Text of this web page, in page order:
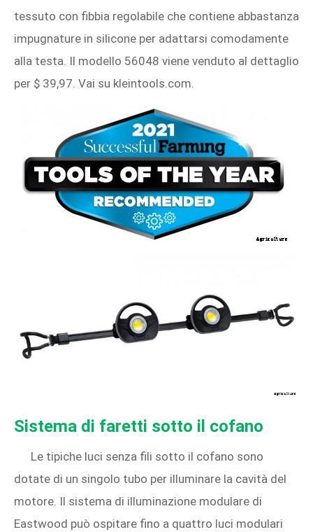
tessuto con fibbia regolabile che contiene abbastanza
impugnature in silicone per adattarsi comodamente
alla testa. Il modello 56048 viene venduto al dettaglio
per $ 39,97. Vai su kleintools.com.
Sistema di faretti sotto il cofano
Le tipiche luci senza fili sotto il cofano sono
dotate di un singolo tubo per illuminare la cavità del
motore. Il sistema di illuminazione modulare di
Eastwood può ospitare fino a quattro luci modulari